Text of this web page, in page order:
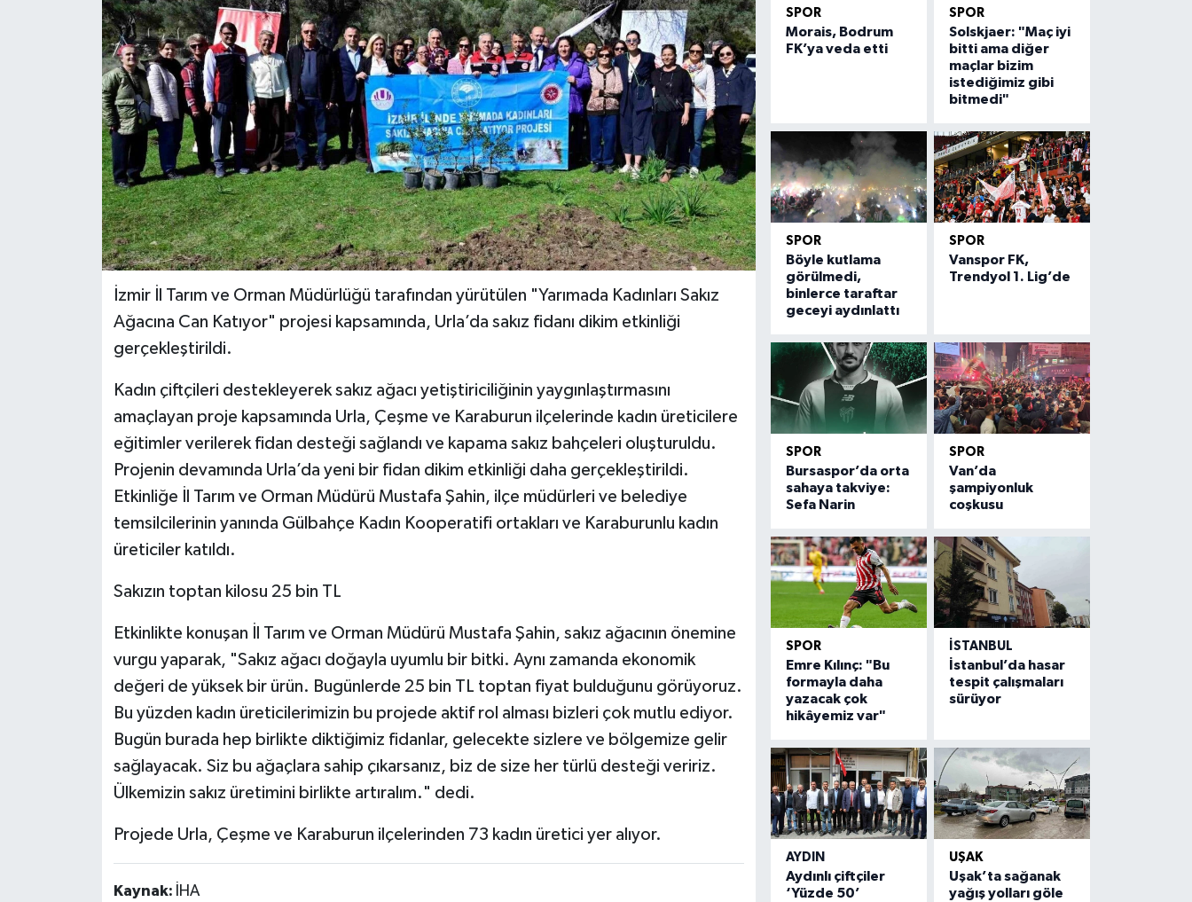
İzmir İl Tarım ve Orman Müdürlüğü tarafından yürütülen "Yarımada Kadınları Sakız
Ağacına Can Katıyor" projesi kapsamında, Urla’da sakız fidanı dikim etkinliği
gerçekleştirildi.
Kadın çiftçileri destekleyerek sakız ağacı yetiştiriciliğinin yaygınlaştırmasını
amaçlayan proje kapsamında Urla, Çeşme ve Karaburun ilçelerinde kadın üreticilere
eğitimler verilerek fidan desteği sağlandı ve kapama sakız bahçeleri oluşturuldu.
Projenin devamında Urla’da yeni bir fidan dikim etkinliği daha gerçekleştirildi.
Etkinliğe İl Tarım ve Orman Müdürü Mustafa Şahin, ilçe müdürleri ve belediye
temsilcilerinin yanında Gülbahçe Kadın Kooperatifi ortakları ve Karaburunlu kadın
üreticiler katıldı.
Sakızın toptan kilosu 25 bin TL
Etkinlikte konuşan İl Tarım ve Orman Müdürü Mustafa Şahin, sakız ağacının önemine
vurgu yaparak, "Sakız ağacı doğayla uyumlu bir bitki. Aynı zamanda ekonomik
değeri de yüksek bir ürün. Bugünlerde 25 bin TL toptan fiyat bulduğunu görüyoruz.
Bu yüzden kadın üreticilerimizin bu projede aktif rol alması bizleri çok mutlu ediyor.
Bugün burada hep birlikte diktiğimiz fidanlar, gelecekte sizlere ve bölgemize gelir
sağlayacak. Siz bu ağaçlara sahip çıkarsanız, biz de size her türlü desteği veririz.
Ülkemizin sakız üretimini birlikte artıralım." dedi.
Projede Urla, Çeşme ve Karaburun ilçelerinden 73 kadın üretici yer alıyor.
Kaynak: İHA
SPOR
Morais, Bodrum
FK’ya veda etti
SPOR
Solskjaer: "Maç iyi
bitti ama diğer
maçlar bizim
istediğimiz gibi
bitmedi"
SPOR
Böyle kutlama
görülmedi,
binlerce taraftar
geceyi aydınlattı
SPOR
Vanspor FK,
Trendyol 1. Lig’de
SPOR
Bursaspor’da orta
sahaya takviye:
Sefa Narin
SPOR
Van’da
şampiyonluk
coşkusu
SPOR
Emre Kılınç: "Bu
formayla daha
yazacak çok
hikâyemiz var"
İSTANBUL
İstanbul’da hasar
tespit çalışmaları
sürüyor
AYDIN
Aydınlı çiftçiler
‘Yüzde 50’
UŞAK
Uşak’ta sağanak
yağış yolları göle